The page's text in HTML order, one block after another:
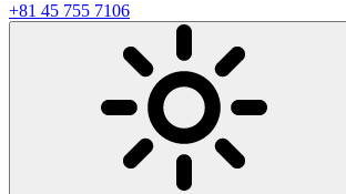
+81 45 755 7106